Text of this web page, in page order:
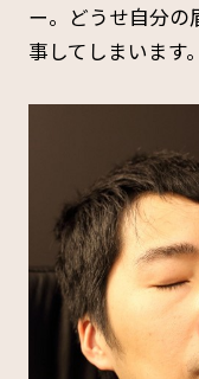
ー。どうせ自分の
事してしまいます。